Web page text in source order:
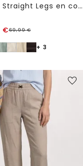
Chino Straight Legs en coupe casual
€69,99€
+ 3